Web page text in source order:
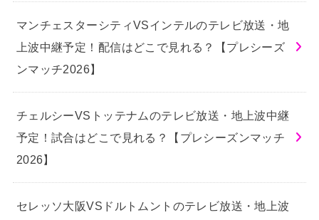
マンチェスターシティVSインテルのテレビ放送・地
上波中継予定！配信はどこで見れる？【プレシーズ
ンマッチ2026】
チェルシーVSトッテナムのテレビ放送・地上波中継
予定！試合はどこで見れる？【プレシーズンマッチ
2026】
セレッソ大阪VSドルトムントのテレビ放送・地上波